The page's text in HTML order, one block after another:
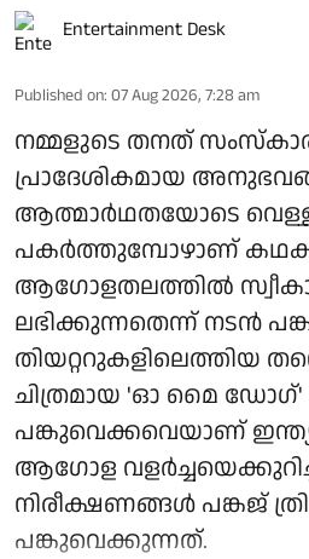
Entertainment Desk
Published on: 07 Aug 2026, 7:28 am
നമ്മളുടെ തനത്
പ്രാദേശികമായ
ആത്മാർഥതയോടെ
പകർത്തുമ്പോഴാണ്
ആഗോളതലത്തിൽ
ലഭിക്കുന്നതെന്ന് നടൻ
തിയറ്ററുകളിലെത്തിയ
ചിത്രമായ 'ഓ മൈ ഡോഗ്'
പങ്കുവെക്കവെയാണ്
ആഗോള
നിരീക്ഷണങ്ങൾ പങ്കജ്
പങ്കുവെക്കുന്നത്.